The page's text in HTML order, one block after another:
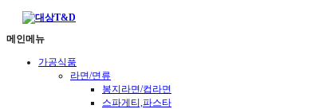
메인메뉴
가공식품
라면/면류
봉지라면/컵라면
스파게티,파스타